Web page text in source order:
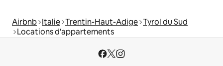
Airbnb Italie Trentin-Haut-Adige Tyrol du Sud
Locations d'appartements